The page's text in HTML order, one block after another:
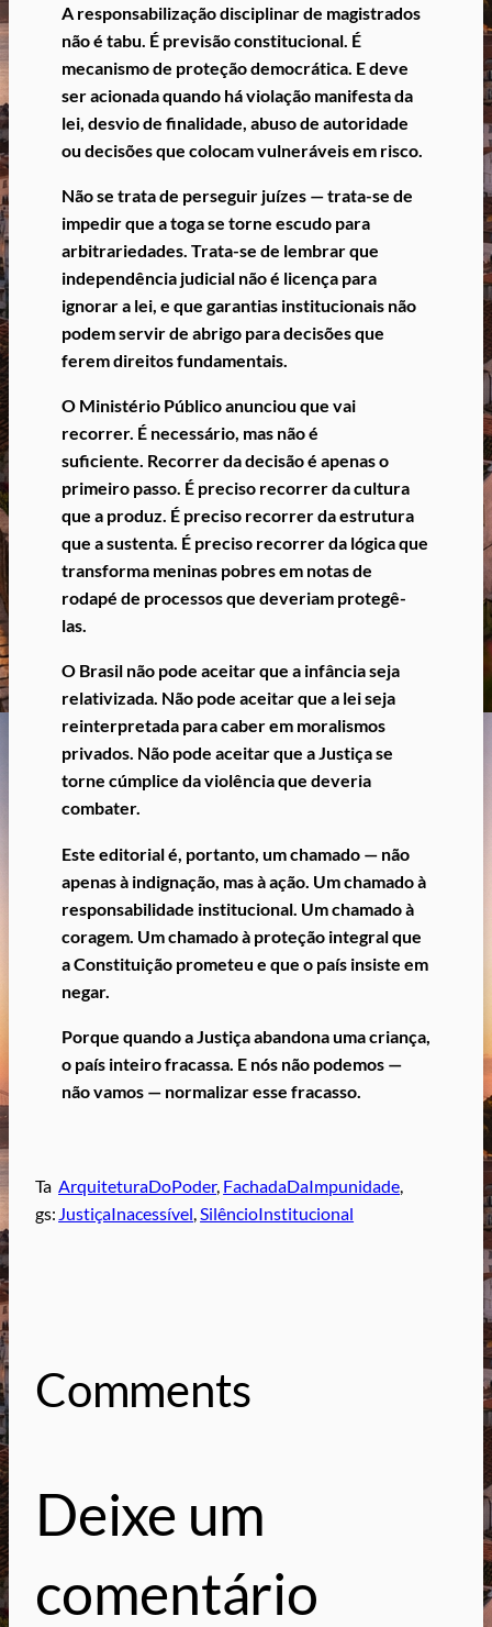
A responsabilização disciplinar de magistrados
não é tabu. É previsão constitucional. É
mecanismo de proteção democrática. E deve
ser acionada quando há violação manifesta da
lei, desvio de finalidade, abuso de autoridade
ou decisões que colocam vulneráveis em risco.
Não se trata de perseguir juízes — trata-se de
impedir que a toga se torne escudo para
arbitrariedades. Trata-se de lembrar que
independência judicial não é licença para
ignorar a lei, e que garantias institucionais não
podem servir de abrigo para decisões que
ferem direitos fundamentais.
O Ministério Público anunciou que vai
recorrer. É necessário, mas não é
suficiente. Recorrer da decisão é apenas o
primeiro passo. É preciso recorrer da cultura
que a produz. É preciso recorrer da estrutura
que a sustenta. É preciso recorrer da lógica que
transforma meninas pobres em notas de
rodapé de processos que deveriam protegê-
las.
O Brasil não pode aceitar que a infância seja
relativizada. Não pode aceitar que a lei seja
reinterpretada para caber em moralismos
privados. Não pode aceitar que a Justiça se
torne cúmplice da violência que deveria
combater.
Este editorial é, portanto, um chamado — não
apenas à indignação, mas à ação. Um chamado à
responsabilidade institucional. Um chamado à
coragem. Um chamado à proteção integral que
a Constituição prometeu e que o país insiste em
negar.
Porque quando a Justiça abandona uma criança,
o país inteiro fracassa. E nós não podemos —
não vamos — normalizar esse fracasso.
Ta
gs:
ArquiteturaDoPoder, FachadaDaImpunidade
JustiçaInacessível, SilêncioInstitucional
Comments
Deixe um
comentário